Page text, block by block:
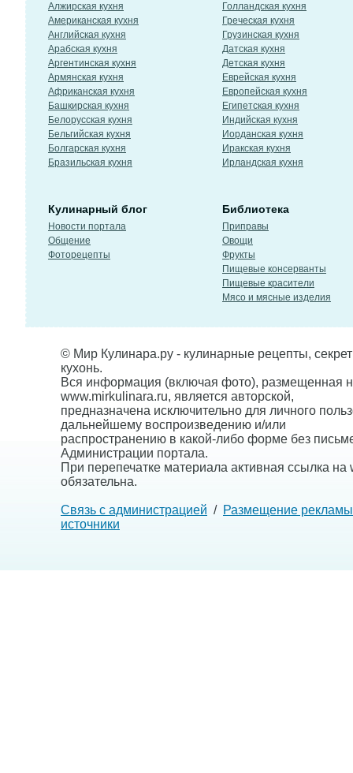
Алжирская кухня
Американская кухня
Английская кухня
Арабская кухня
Аргентинская кухня
Армянская кухня
Африканская кухня
Башкирская кухня
Белорусская кухня
Бельгийская кухня
Болгарская кухня
Бразильская кухня
Голландская кухня
Греческая кухня
Грузинская кухня
Датская кухня
Детская кухня
Еврейская кухня
Европейская кухня
Египетская кухня
Индийская кухня
Иорданская кухня
Иракская кухня
Ирландская кухня
Кулинарный блог
Новости портала
Общение
Фоторецепты
Библиотека
Приправы
Овощи
Фрукты
Пищевые консерванты
Пищевые красители
Мясо и мясные изделия
© Мир Кулинара.ру - кулинарные рецепты,
кухонь.
Вся информация (включая фото), размещенная
www.mirkulinara.ru, является авторской,
предназначена исключительно для личного
дальнейшему воспроизведению и/или
распространению в какой-либо форме без
Администрации портала.
При перепечатке материала активная ссылка на
обязательна.
Связь с администрацией / Размещение рекламы
источники